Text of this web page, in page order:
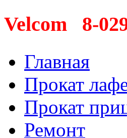
Velcom 8-
Главная
Прокат
Прокат
Ремонт